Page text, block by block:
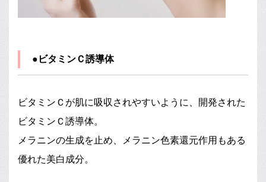
●ビタミンＣ誘導体
ビタミンＣが肌に吸収されやすいように、開発された
ビタミンＣ誘導体。
メラニンの生成を止め、メラニン色素還元作用もある
優れた美白成分。